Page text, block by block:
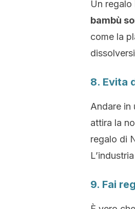
Un regalo
bambù
come la
8. Evita
Andare in
attira la
regalo di
9. Fai